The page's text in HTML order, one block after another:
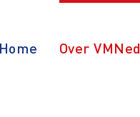
Home Over VMNed